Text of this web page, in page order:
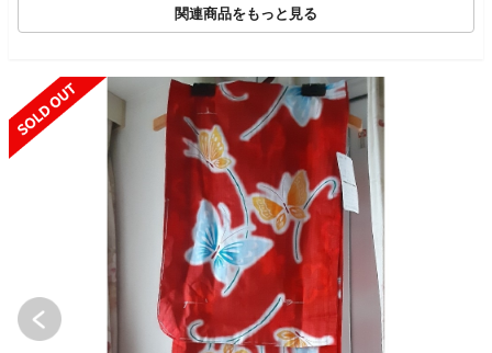
関連商品をもっと見る
SOLD OUT